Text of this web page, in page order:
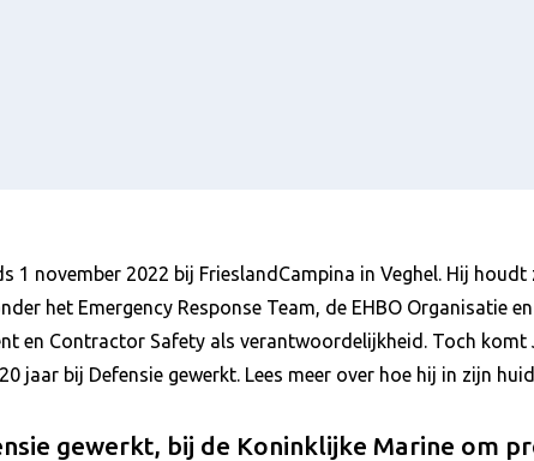
1 november 2022 bij FrieslandCampina in Veghel. Hij
het Emergency Response Team, de EHBO Organisatie
en Contractor Safety als verantwoordelijkheid. Toch
jaar bij Defensie gewerkt. Lees meer over hoe hij in zijn
gewerkt, bij de Koninklijke Marine om